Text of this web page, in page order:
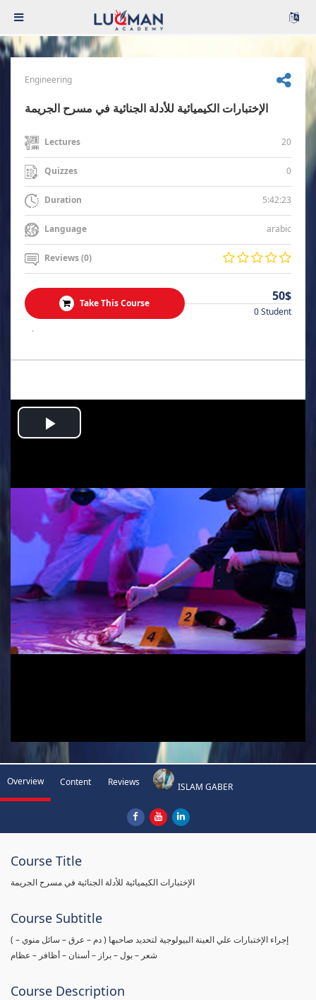
Engineering
الإختبارات الكيميائية للأدلة الجنائية في مسرح الجريمة
Lectures 20
Quizzes 0
Duration 5:42:23
Language arabic
Reviews (0)
Take This Course 50$
0 Student
.
Play
Overview Content Reviews ISLAM GABER
Course Title
الإختبارات الكيميائية للأدلة الجنائية في مسرح الجريمة
Course Subtitle
( إجراء الإختبارات علي العينة البيولوجية لتحديد صاحبها ( دم – عرق – سائل منوي –
شعر – بول – براز – أسنان – أظافر – عظام
Course Description